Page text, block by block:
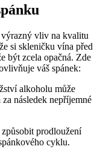
výrazný vliv na kvalitu
si skleničku vína před
být zcela opačná. Zde
váš spánek:
alkoholu může
následek nepříjemné
prodloužení
cyklu.